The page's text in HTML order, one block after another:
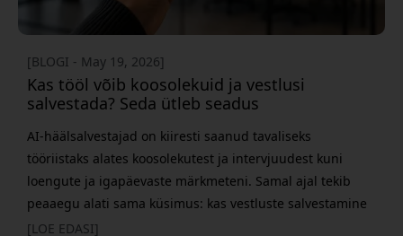
[BLOGI - May 19, 2026]
Kas tööl võib koosolekuid ja vestlusi
salvestada? Seda ütleb seadus
AI-häälsalvestajad on kiiresti saanud tavaliseks
tööriistaks alates koosolekutest ja intervjuudest kuni
loengute ja igapäevaste märkmeteni. Samal ajal tekib
peaaegu alati sama küsimus: kas vestluste salvestamine
Rootsis on tegelikult seaduslik? Lühike vastus on jah -
[LOE EDASI]